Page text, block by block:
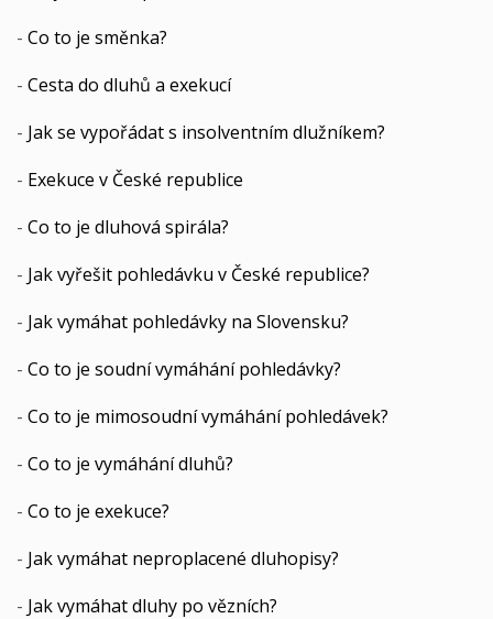
- Co to je směnka?
- Cesta do dluhů a exekucí
- Jak se vypořádat s insolventním dlužníkem?
- Exekuce v České republice
- Co to je dluhová spirála?
- Jak vyřešit pohledávku v České republice?
- Jak vymáhat pohledávky na Slovensku?
- Co to je soudní vymáhání pohledávky?
- Co to je mimosoudní vymáhání pohledávek?
- Co to je vymáhání dluhů?
- Co to je exekuce?
- Jak vymáhat neproplacené dluhopisy?
- Jak vymáhat dluhy po vězních?